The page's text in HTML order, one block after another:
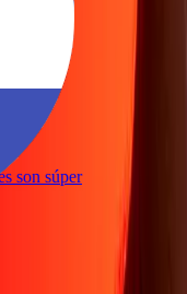
son súper